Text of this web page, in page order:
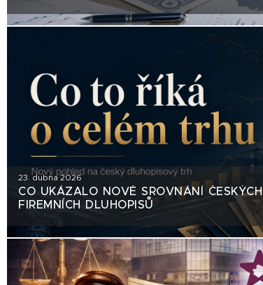
23. dubna 2026
CO UKÁZALO NOVÉ SROVNÁNÍ ČESKÝCH
FIREMNÍCH DLUHOPISŮ